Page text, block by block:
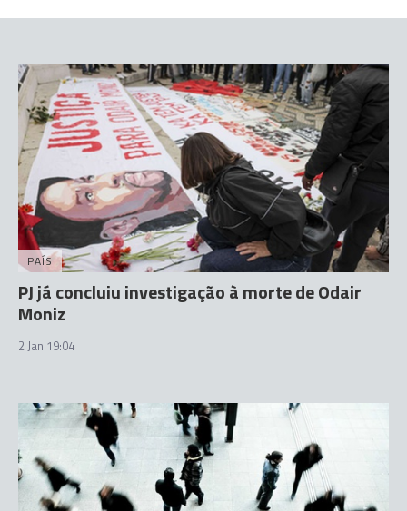
PAÍS
PJ já concluiu investigação à morte de Odair
Moniz
2 Jan 19:04